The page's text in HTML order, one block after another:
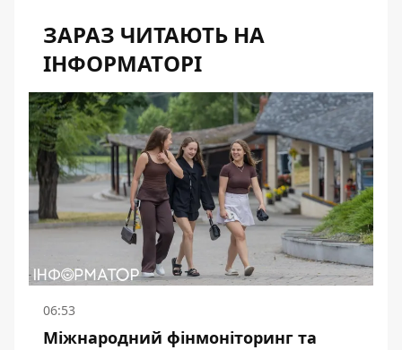
ЗАРАЗ ЧИТАЮТЬ НА
ІНФОРМАТОРІ
06:53
Міжнародний фінмоніторинг та